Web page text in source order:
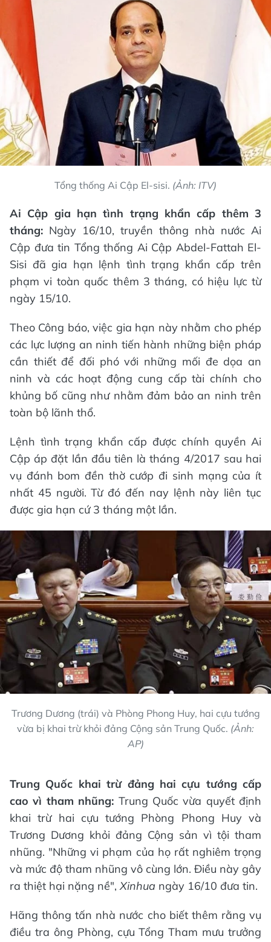
Tổng thống Ai Cập El-sisi. (Ảnh: ITV)
Ai Cập gia hạn tình trạng khẩn cấp thêm 3
tháng: Ngày 16/10, truyền thông nhà nước Ai
Cập đưa tin Tổng thống Ai Cập Abdel-Fattah El-
Sisi đã gia hạn lệnh tình trạng khẩn cấp trên
phạm vi toàn quốc thêm 3 tháng, có hiệu lực từ
ngày 15/10.
Theo Công báo, việc gia hạn này nhằm cho phép
các lực lượng an ninh tiến hành những biện pháp
cần thiết để đối phó với những mối đe dọa an
ninh và các hoạt động cung cấp tài chính cho
khủng bố cũng như nhằm đảm bảo an ninh trên
toàn bộ lãnh thổ.
Lệnh tình trạng khẩn cấp được chính quyền Ai
Cập áp đặt lần đầu tiên là tháng 4/2017 sau hai
vụ đánh bom đền thờ cướp đi sinh mạng của ít
nhất 45 người. Từ đó đến nay lệnh này liên tục
được gia hạn cứ 3 tháng một lần.
Trương Dương (trái) và Phòng Phong Huy, hai cựu tướng
vừa bị khai trừ khỏi đảng Cộng sản Trung Quốc. (Ảnh:
AP)
Trung Quốc khai trừ đảng hai cựu tướng cấp
cao vì tham nhũng: Trung Quốc vừa quyết định
khai trừ hai cựu tướng Phòng Phong Huy và
Trương Dương khỏi đảng Cộng sản vì tội tham
nhũng. "Những vi phạm của họ rất nghiêm trọng
và mức độ tham nhũng vô cùng lớn. Điều này gây
ra thiệt hại nặng nề",Xinhua ngày 16/10 đưa tin.
Hãng thông tấn nhà nước cho biết thêm rằng vụ
điều tra ông Phòng, cựu Tổng Tham mưu trưởng